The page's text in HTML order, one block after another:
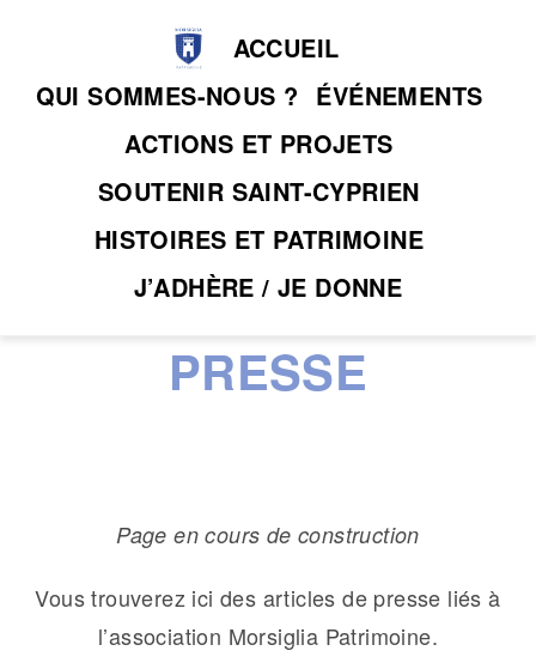
ACCUEIL
QUI SOMMES-NOUS ? ÉVÉNEMENTS
ACTIONS ET PROJETS
SOUTENIR SAINT-CYPRIEN
HISTOIRES ET PATRIMOINE
J’ADHÈRE / JE DONNE
PRESSE
Page en cours de construction
Vous trouverez ici des articles de presse liés à
l’association Morsiglia Patrimoine.